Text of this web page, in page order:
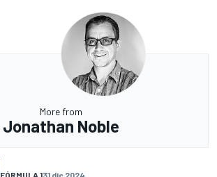
More from
Jonathan Noble
FÓRMULA 131 dic 2024